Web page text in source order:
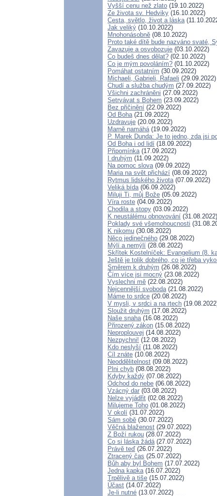
Vyšší cenu než zlato (19.10.2022)
Ze života sv. Hedviky (16.10.2022)
Cesta, světlo, život a láska
Jak veliký (10.10.2022)
Mnohonásobně (08.10.2022)
Proto také dítě bude nazváno svaté,
Zavazuje a osvobozuje (03.10.2022)
Co budeš dnes dělat? (02.10.2022)
Co je mým povoláním? (01.10.2022)
Pomáhat ostatním (30.09.2022)
Michaeli, Gabrieli, Rafaeli (29.09.2022)
Chudí a služba chudým (27.09.2022)
Všichni zachráněni (27.09.2022)
Setrvávat s Bohem (23.09.2022)
Bez přičinění (22.09.2022)
Od Boha(21.09.2022)
Uzdravuje (20.09.2022)
Marně namáhá(19.09.2022)
P. Marek Dunda: Je to jedno, zda jsi
Od Boha i od lidí (18.09.2022)
Připomínka(17.09.2022)
I druhým (11.09.2022)
Na pomoc slova(09.09.2022)
Maria na svět přichází (08.09.2022)
Rytmus lidského života(07.09.2022)
Veliká bída(06.09.2022)
Miluji Ti, můj Bože (05.09.2022)
Víra roste (04.09.2022)
Chodila a stopy (03.09.2022)
K neustálému obnovování (31.08.2022)
Poklady své všemohoucnosti
K nikomu (30.08.2022)
Něco jedinečného (29.08.2022)
Mýlí a nemýlí (28.08.2022)
Skřítek Kostelníček: Evangelium (8.
Ještě je tolik dobrého, co je třeba
Směrem k druhým (26.08.2022)
Čím více jsi mocný (23.08.2022)
Vyslechni mě (22.08.2022)
Nejcennější svoboda(21.08.2022)
Máme to srdce (20.08.2022)
V mysli, v srdci a na rtech
Sloužit druhým (17.08.2022)
Naše snaha(16.08.2022)
Přirozený zákon (15.08.2022)
Neproplouvej (14.08.2022)
Nezpychni! (12.08.2022)
Kdo neslyší (11.08.2022)
Cíl znáte (10.08.2022)
Neoddělitelnost (09.08.2022)
Plni chyb (08.08.2022)
Kdyby každý (07.08.2022)
Odchod do nebe (06.08.2022)
Vzácný dar (03.08.2022)
Nelze vyjádřit (02.08.2022)
Milujeme Toho (01.08.2022)
V okolí (31.07.2022)
Sám sobě (30.07.2022)
Věčná blaženost (29.07.2022)
Z Boží rukou (28.07.2022)
Co si láska žádá(27.07.2022)
Právě teď (26.07.2022)
Ztracený čas (25.07.2022)
Bůh aby byl Bohem (17.07.2022)
Jedna kapka(16.07.2022)
Trpělivě a tiše (15.07.2022)
Účast (14.07.2022)
Je-li nutné (13.07.2022)